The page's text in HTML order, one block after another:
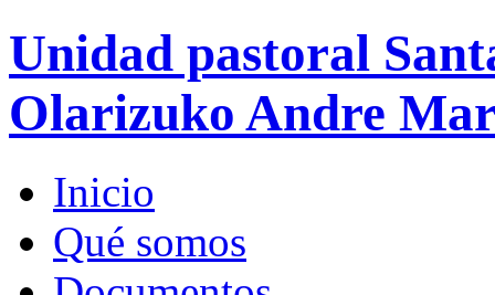
Unidad pastoral
Olarizuko Andre
Inicio
Qué somos